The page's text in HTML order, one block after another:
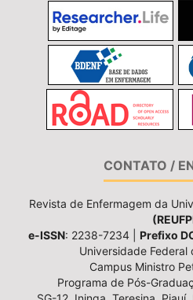
CONTATO /
Revista de Enfermagem da
e-ISSN: 2238-7234 | Prefixo
Universidade Federal
Campus Ministro
Programa de Pós-